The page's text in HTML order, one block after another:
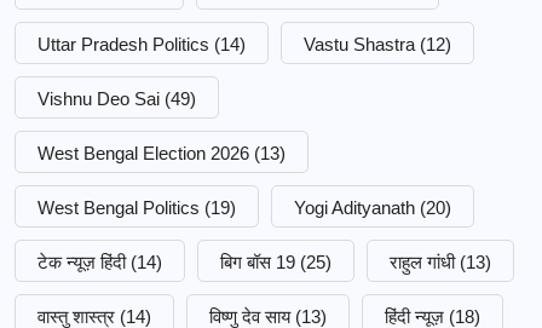
Uttar Pradesh Politics (14) Vastu Shastra (12)
Vishnu Deo Sai (49)
West Bengal Election 2026 (13)
West Bengal Politics (19) Yogi Adityanath (20)
टेक न्यूज़ हिंदी (14) बिग बॉस 19 (25) राहुल गांधी (13)
वास्तु शास्त्र (14) विष्णु देव साय (13) हिंदी न्यूज़ (18)